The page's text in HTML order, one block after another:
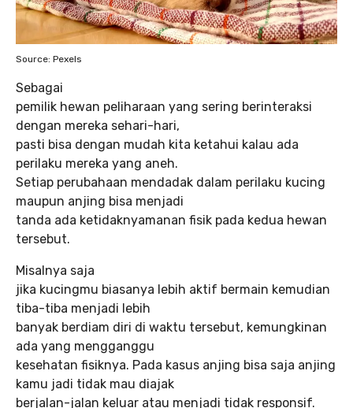
Source: Pexels
Sebagai
pemilik hewan peliharaan yang sering berinteraksi
dengan mereka sehari-hari,
pasti bisa dengan mudah kita ketahui kalau ada
perilaku mereka yang aneh.
Setiap perubahaan mendadak dalam perilaku kucing
maupun anjing bisa menjadi
tanda ada ketidaknyamanan fisik pada kedua hewan
tersebut.
Misalnya saja
jika kucingmu biasanya lebih aktif bermain kemudian
tiba-tiba menjadi lebih
banyak berdiam diri di waktu tersebut, kemungkinan
ada yang mengganggu
kesehatan fisiknya. Pada kasus anjing bisa saja anjing
kamu jadi tidak mau diajak
berjalan-jalan keluar atau menjadi tidak responsif.